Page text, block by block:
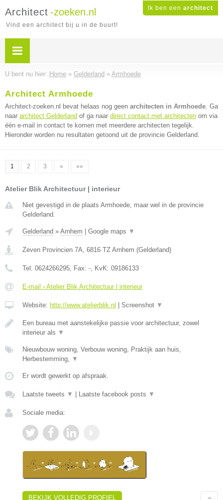
Ik ben een architect
Architect -zoeken.nl
Vind een architect bij u in de buurt!
U bent nu hier: Home » Gelderland » Armhoede
Architect Armhoede
Architect-zoeken.nl bevat helaas nog geen architecten in Armhoede. Ga
naar architect Gelderland of ga naar direct contact met architecten om via
één e-mail in contact te komen met meerdere architecten tegelijk.
Hieronder worden nu resultaten getoond uit de provincie Gelderland.
1 2 3 » »»
Atelier Blik Architectuur | interieur
Niet gevestigd in de plaats Armhoede, maar wel in de provincie
Gelderland.
Gelderland » Arnhem Google maps ▼
Zeven Provincien 7A, 6816 TZ Arnhem (Gelderland)
Tel: 0624266295, Fax: -, KvK: 09186133
E-mail › Atelier Blik Architectuur | interieur
Website: http://www.atelierblik.nl Screenshot ▼
Een bureau met aanstekelijke passie voor architectuur, zowel
interieur als ▼
Nieuwbouw woning, Verbouw woning, Praktijk aan huis,
Herbestemming, ▼
Er wordt gewerkt op afspraak.
Laatste tweets ▼ Laatste facebook posts ▼
Sociale media:
BEKIJK VOLLEDIG PROFIEL